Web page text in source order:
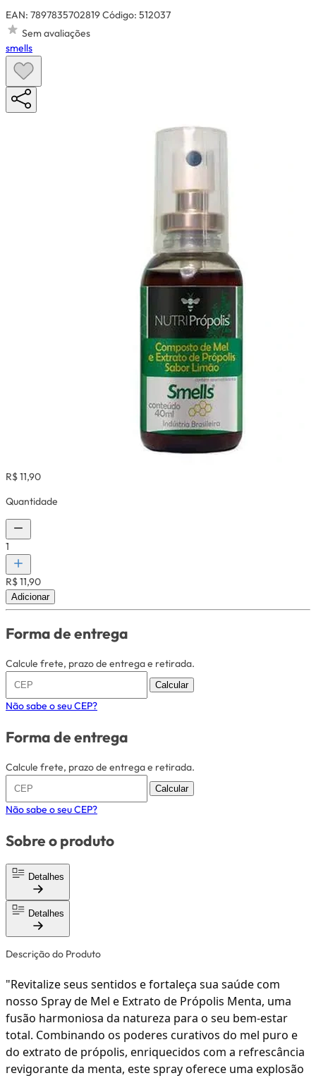
EAN: 7897835702819Código: 512037
Sem avaliações
smells
R$ 11,90
Quantidade
1
R$ 11,90
Adicionar
Forma de entrega
Calcule frete, prazo de entrega e retirada.
Calcular
Não sabe o seu CEP?
Forma de entrega
Calcule frete, prazo de entrega e retirada.
Calcular
Não sabe o seu CEP?
Sobre o produto
Detalhes
Detalhes
Descrição do Produto
"Revitalize seus sentidos e fortaleça sua saúde com
nosso Spray de Mel e Extrato de Própolis Menta, uma
fusão harmoniosa da natureza para o seu bem-estar
total. Combinando os poderes curativos do mel puro e
do extrato de própolis, enriquecidos com a refrescância
revigorante da menta, este spray oferece uma explosão